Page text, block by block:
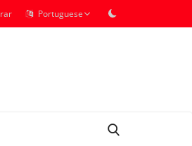
Portuguese